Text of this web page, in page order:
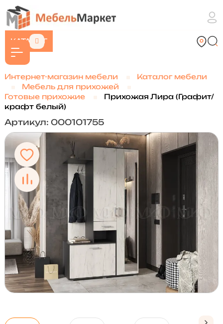
КАТАЛОГ
Интернет-магазин мебели
Каталог мебели
Мебель для прихожей
Готовые прихожие
Прихожая Лира (Графит/
крафт белый)
Артикул: 000101755